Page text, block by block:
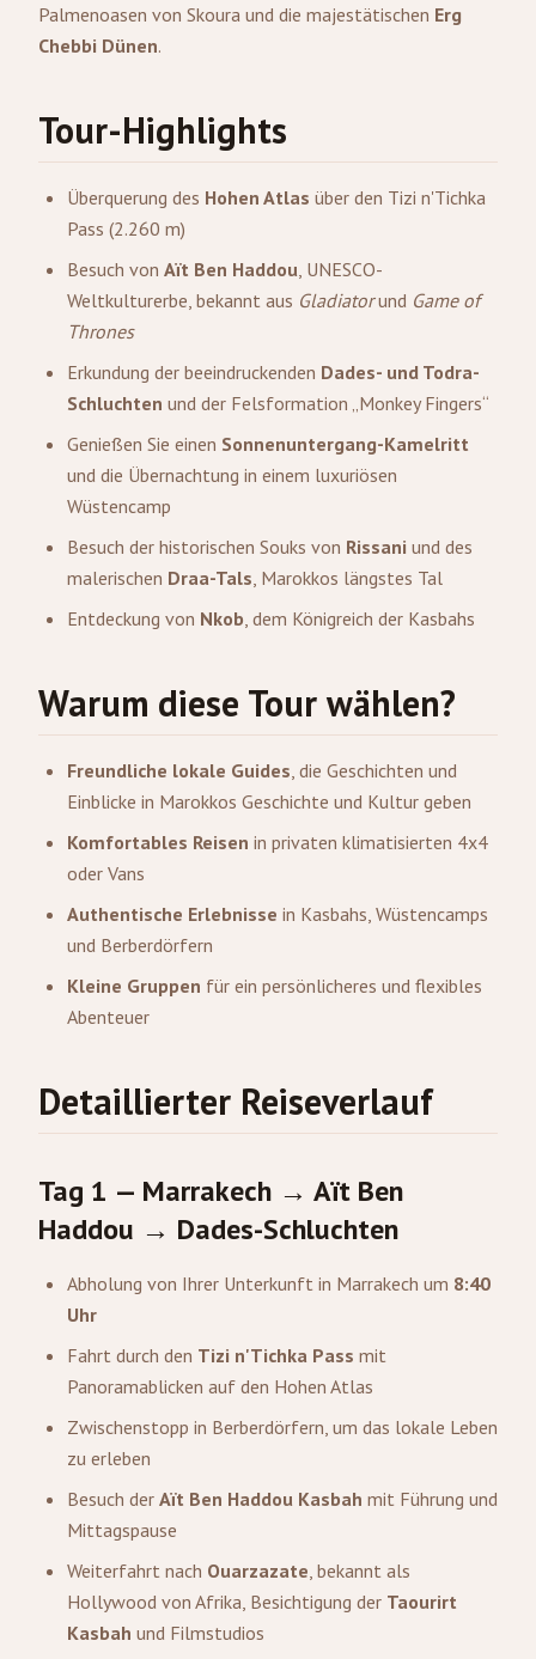
Palmenoasen von Skoura und die majestätischen Erg
Chebbi Dünen.
Tour-Highlights
Überquerung des Hohen Atlas über den Tizi n'Tichka
Pass (2.260 m)
Besuch von Aït Ben Haddou, UNESCO-
Weltkulturerbe, bekannt aus Gladiatorund Game of
Thrones
Erkundung der beeindruckenden Dades- und Todra-
Schluchten und der Felsformation „Monkey Fingers“
Genießen Sie einen Sonnenuntergang-Kamelritt
und die Übernachtung in einem luxuriösen
Wüstencamp
Besuch der historischen Souks von Rissani und des
malerischen Draa-Tals, Marokkos längstes Tal
Entdeckung von Nkob, dem Königreich der Kasbahs
Warum diese Tour wählen?
Freundliche lokale Guides, die Geschichten und
Einblicke in Marokkos Geschichte und Kultur geben
Komfortables Reisen in privaten klimatisierten 4x4
oder Vans
Authentische Erlebnisse in Kasbahs, Wüstencamps
und Berberdörfern
Kleine Gruppen für ein persönlicheres und flexibles
Abenteuer
Detaillierter Reiseverlauf
Tag 1 — Marrakech → Aït Ben
Haddou → Dades-Schluchten
Abholung von Ihrer Unterkunft in Marrakech um 8:40
Uhr
Fahrt durch den Tizi n'Tichka Pass mit
Panoramablicken auf den Hohen Atlas
Zwischenstopp in Berberdörfern, um das lokale Leben
zu erleben
Besuch der Aït Ben Haddou Kasbah mit Führung und
Mittagspause
Weiterfahrt nach Ouarzazate, bekannt als
Hollywood von Afrika, Besichtigung der Taourirt
Kasbah und Filmstudios